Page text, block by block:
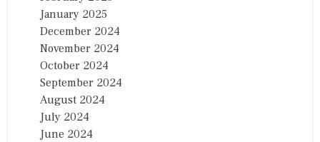
January 2025
December 2024
November 2024
October 2024
September 2024
August 2024
July 2024
June 2024